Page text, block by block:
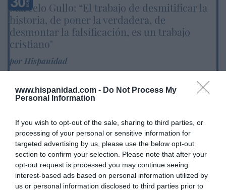
www.hispanidad.com - Do Not Process My
Personal Information
If you wish to opt-out of the sale, sharing to third parties, or
processing of your personal or sensitive information for
targeted advertising by us, please use the below opt-out
section to confirm your selection. Please note that after your
opt-out request is processed you may continue seeing
interest-based ads based on personal information utilized by
us or personal information disclosed to third parties prior to
Marcelo Gullo: “El trabajo de desmitificar la
historia, de poner la verdadera, de
desmontar la falsificación, es un trabajo
cristiano"
por Hispanidad
DIARIO DE LA CORRUPCIÓN SANCHISTA
Diario de la corrupción sanchista. Hazte
Oír se manifiesta delante de La Mareta:
“Pedro Sánchez es un criminal”
por Redacción
Artículos anteriores